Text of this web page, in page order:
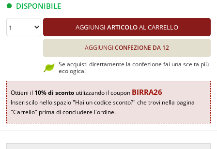
DISPONIBILE
AGGIUNGI ARTICOLOAL CARRELLO
AGGIUNGICONFEZIONE DA 12
Se acquisti direttamente la confezione fai una scelta più
ecologica!
Ottieni il 10% di sconto utilizzando il coupon BIRRA26
Inseriscilo nello spazio "Hai un codice sconto?" che trovi nella pagina
"Carrello" prima di concludere l'ordine.